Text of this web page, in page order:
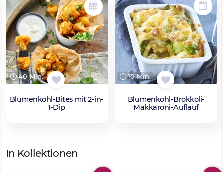
40 Min.
Blumenkohl-Bites mit 2-in-
1-Dip
10 Min.
Blumenkohl-Brokkoli-
Makkaroni-Auflauf
In Kollektionen